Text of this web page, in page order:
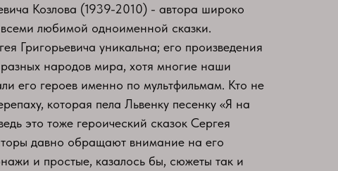
Козлова (1939-2010) - автора широко
любимой одноименной сказки.
Григорьевича уникальна; его произведения
народов мира, хотя многие наши
его героев именно по мультфильмам. Кто не
которая пела Львенку песенку «Я на
это тоже героический сказок Сергея
давно обращают внимание на его
и простые, казалось бы, сюжеты так и